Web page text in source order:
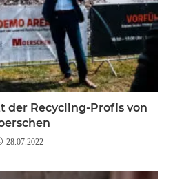
Recycling-Profis von
28.07.2022